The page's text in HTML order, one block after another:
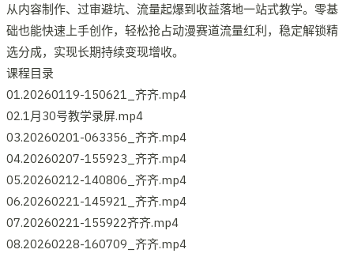
从内容制作、过审避坑、流量起爆到收益落地一站式教学。零基
础也能快速上手创作，轻松抢占动漫赛道流量红利，稳定解锁精
选分成，实现长期持续变现增收。
课程目录
01.20260119-150621_齐齐.mp4
02.1月30号教学录屏.mp4
03.20260201-063356_齐齐.mp4
04.20260207-155923_齐齐.mp4
05.20260212-140806_齐齐.mp4
06.20260221-145921_齐齐.mp4
07.20260221-155922齐齐.mp4
08.20260228-160709_齐齐.mp4